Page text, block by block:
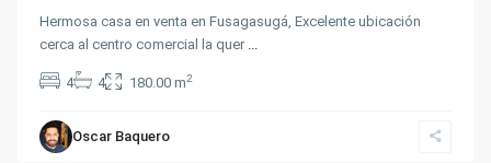
Hermosa casa en venta en Fusagasugá, Excelente ubicación
cerca al centro comercial la quer
4 4 180.00 m2
Oscar Baquero